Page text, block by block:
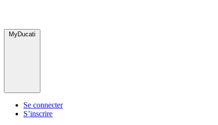
MyDucati
Se connecter
S’inscrire